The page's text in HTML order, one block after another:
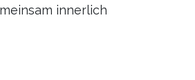
innerlich